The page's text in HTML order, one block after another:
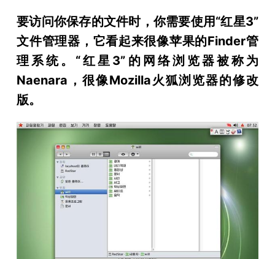
要访问你保存的文件时，你需要使用“红星3”
文件管理器，它看起来很像苹果的Finder管
理系统。“红星3”的网络浏览器被称为
Naenara，很像Mozilla火狐浏览器的修改
版。